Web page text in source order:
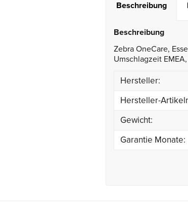
Beschreibung
Beschreibung
Zebra OneCare,
Umschlagzeit
Hersteller:
Hersteller-
Gewicht:
Garantie Monate: